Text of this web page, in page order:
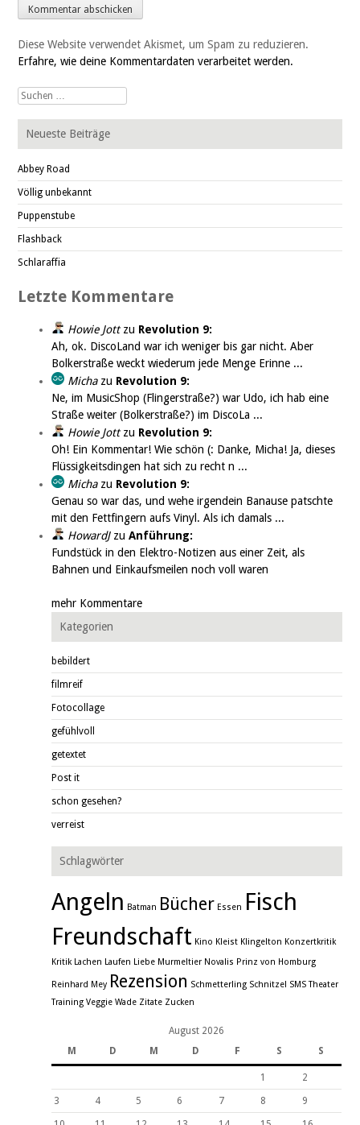
Diese Website verwendet Akismet, um Spam zu reduzieren.
Erfahre, wie deine Kommentardaten verarbeitet werden.
Suche
nach:
Neueste Beiträge
Abbey Road
Völlig unbekannt
Puppenstube
Flashback
Schlaraffia
Letzte Kommentare
Howie Jottzu Revolution 9:
Ah, ok. DiscoLand war ich weniger bis gar nicht. Aber
Bolkerstraße weckt wiederum jede Menge Erinne ...
Michazu Revolution 9:
Ne, im MusicShop (Flingerstraße?) war Udo, ich hab eine
Straße weiter (Bolkerstraße?) im DiscoLa ...
Howie Jottzu Revolution 9:
Oh! Ein Kommentar! Wie schön (: Danke, Micha! Ja, dieses
Flüssigkeitsdingen hat sich zu recht n ...
Michazu Revolution 9:
Genau so war das, und wehe irgendein Banause patschte
mit den Fettfingern aufs Vinyl. Als ich damals ...
HowardJzuAnführung:
Fundstück in den Elektro-Notizen aus einer Zeit, als
Bahnen und Einkaufsmeilen noch voll waren
mehr Kommentare
Kategorien
bebildert
filmreif
Fotocollage
gefühlvoll
getextet
Post it
schon gesehen?
verreist
Schlagwörter
Angeln Batman Bücher Essen Fisch
Freundschaft Kino Kleist Klingelton Konzertkritik
Kritik Lachen Laufen Liebe Murmeltier Novalis Prinz von Homburg
Reinhard Mey Rezension Schmetterling Schnitzel SMS Theater
Training Veggie Wade Zitate Zucken
August 2026
M
D M D F S S
1 2
3 4 5 6 7 8 9